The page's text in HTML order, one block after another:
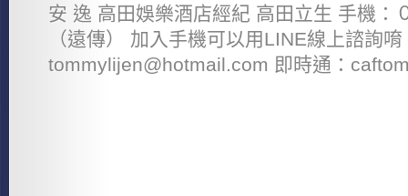
安 逸 高田娛樂酒店經紀 高田立生 手機：
（遠傳） 加入手機可以用LINE線上諮詢
tommylijen@hotmail.com 即時通：